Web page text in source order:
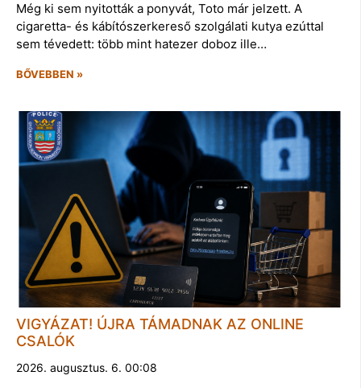
Még ki sem nyitották a ponyvát, Toto már jelzett. A
cigaretta- és kábítószerkereső szolgálati kutya ezúttal
sem tévedett: több mint hatezer doboz ille…
BŐVEBBEN »
VIGYÁZAT! ÚJRA TÁMADNAK AZ ONLINE
CSALÓK
2026. augusztus. 6. 00:08